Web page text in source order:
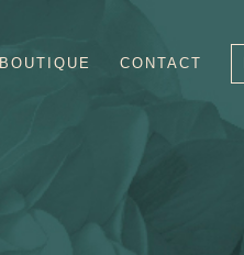
BOUTIQUE CONTACT